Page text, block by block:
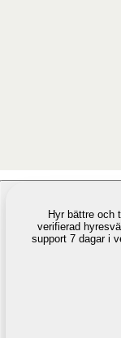
Hyr bättre och
verifierad
support 7 dagar i